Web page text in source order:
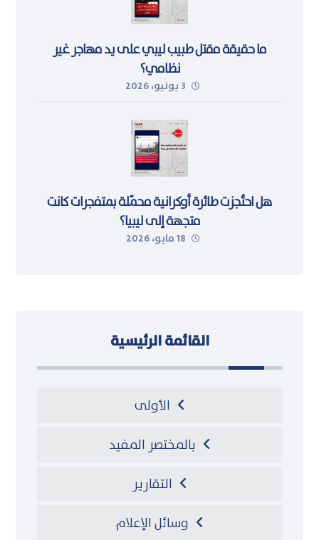
ما حقيقة مقتل طبيب ليبي على يد مهاجر غير
نظامي؟
3 يونيو، 2026
هل احتُجزت طائرة أوكرانية محمّلة بمتفجرات كانت
متجهة إلى ليبيا؟
18 مايو، 2026
القائمة الرئيسية
الأولى
بالمختصر المفيد
التقارير
وسائل الإعلام